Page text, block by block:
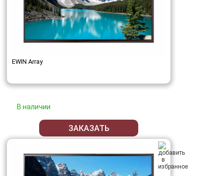
EWIN Array
В наличии
ЗАКАЗАТЬ